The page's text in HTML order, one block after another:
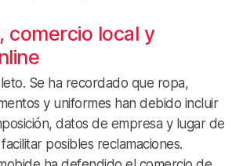
comercio local y
Se ha recordado que ropa,
y uniformes han debido incluir
datos de empresa y lugar de
posibles reclamaciones.